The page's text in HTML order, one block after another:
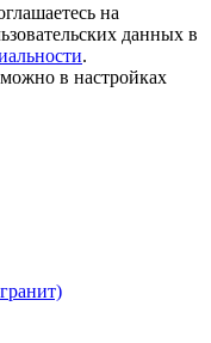
на
данных в
.
в настройках